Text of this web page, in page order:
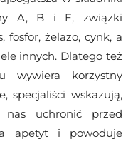
A, B i E, związki
fosfor, żelazo, cynk, a
innych. Dlatego też
wywiera korzystny
specjaliści wskazują,
uchronić przed
apetyt i powoduje